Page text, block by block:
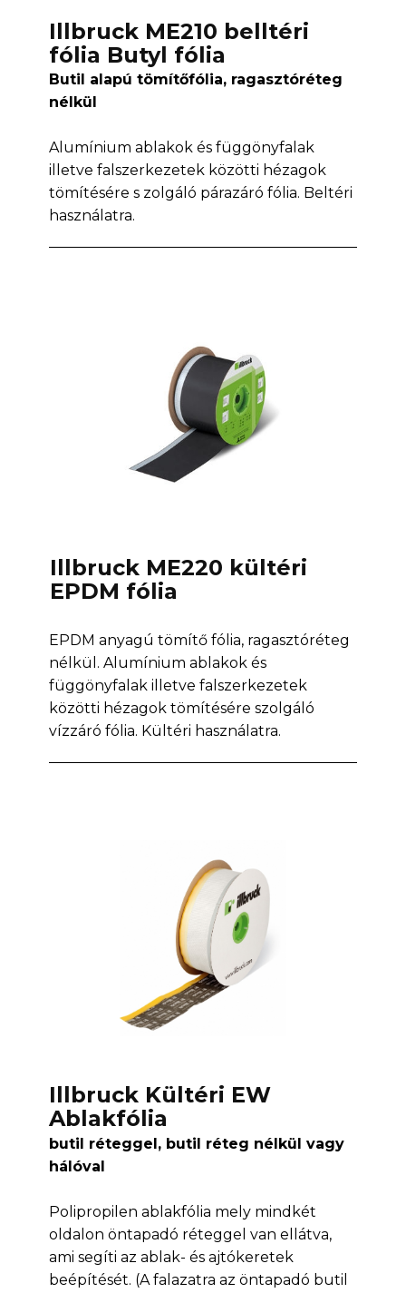
Illbruck ME210 belltéri
fólia Butyl fólia
Butil alapú tömítőfólia, ragasztóréteg
nélkül
Alumínium ablakok és függönyfalak
illetve falszerkezetek közötti hézagok
tömítésére s zolgáló párazáró fólia. Beltéri
használatra.
Illbruck ME220 kültéri
EPDM fólia
EPDM anyagú tömítő fólia, ragasztóréteg
nélkül. Alumínium ablakok és
függönyfalak illetve falszerkezetek
közötti hézagok tömítésére szolgáló
vízzáró fólia. Kültéri használatra.
Illbruck Kültéri EW
Ablakfólia
butil réteggel, butil réteg nélkül vagy
hálóval
Polipropilen ablakfólia mely mindkét
oldalon öntapadó réteggel van ellátva,
ami segíti az ablak- és ajtókeretek
beépítését. (A falazatra az öntapadó butil